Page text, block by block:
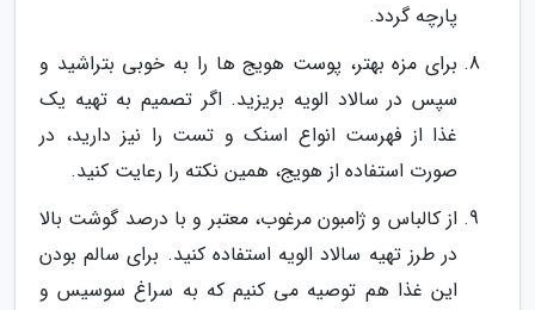
پارچه گردد.
برای مزه بهتر، پوست هویج ها را به خوبی بتراشید و
سپس در سالاد الویه بریزید. اگر تصمیم به تهیه یک
غذا از فهرست انواع اسنک و تست را نیز دارید، در
صورت استفاده از هویج، همین نکته را رعایت کنید.
از کالباس و ژامبون مرغوب، معتبر و با درصد گوشت بالا
در طرز تهیه سالاد الویه استفاده کنید. برای سالم بودن
این غذا هم توصیه می کنیم که به سراغ سوسیس و